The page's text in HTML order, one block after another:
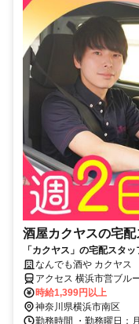
酒屋カクヤスの宅
「カクヤス」の宅配スタ
シフト自由◎
なんでも酒や カクヤ
アクセス 横浜市営ブル
ルーライン 阪東橋5番
イカー（車・バイク）通
時給1,399円以上
神奈川県横浜市南区
勤務時間 ・勤務曜日：